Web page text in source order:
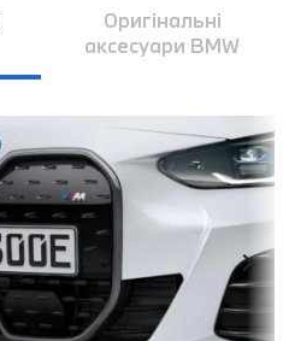
Оригінальні
аксесуари BMW